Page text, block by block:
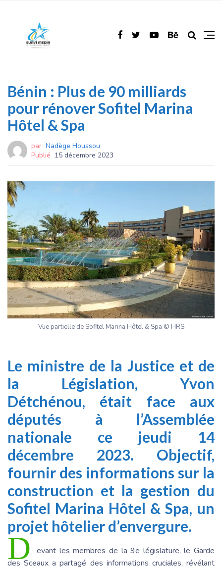
Bénin : Plus de 90 milliards
pour rénover Sofitel Marina
Hôtel & Spa
par Nadège Houssou
Publié 15 décembre 2023
Vue partielle de Sofitel Marina Hôtel & Spa © HRS
Le ministre de la Justice et de
la Législation, Yvon
Détchénou, était face aux
députés à l’Assemblée
nationale ce jeudi 14
décembre 2023. Objectif,
fournir des informations sur la
construction et la gestion du
Sofitel Marina Hôtel & Spa, un
projet hôtelier d’envergure.
D
evant les membres de la 9e législature, le Garde
des Sceaux a partagé des informations cruciales, révélant